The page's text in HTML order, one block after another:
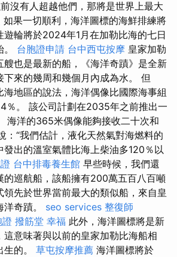
沒有人超越他們，那將是世界上最大
如果一切順利，海洋圖標的海鮮排練將
遊輪將於2024年1月在加勒比海的七日
台胞證申請 台中西屯按摩 皇家加勒
艘也是最新的船，《海洋奇蹟》是全新
下來的幾周和幾個月內成為水。 但
海地區的說法，海洋偶像比國際海事組
％。 該公司計劃在2035年之前推出一
海洋的365米偶像能夠接收二十次和
：“我們估計，液化天然氣對海燃料的
發出的溫室氣體比海上柴油多120％以
台中排毒養生館 早些時候，我們還
的巡航船，該船擁有200萬五百八百噸
先於世界當前最大的類似船，來自皇
奇蹟。 seo services 整復師
撥筋堂 幸福 此外，海洋圖標將是新
這意味著與以前的皇家加勒比海船相
的。 草屯按摩推薦 海洋圖標將於